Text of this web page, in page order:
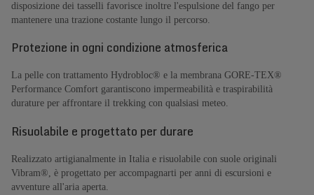
disposizione dei tasselli favorisce inoltre l'espulsione del fango per
mantenere una trazione costante lungo il percorso.
Protezione in ogni condizione atmosferica
La pelle con trattamento Hydrobloc® e la membrana GORE-TEX®
Performance Comfort garantiscono impermeabilità e traspirabilità
durature per affrontare il trekking con qualsiasi meteo.
Risuolabile e progettato per durare
Realizzato artigianalmente in Italia e risuolabile con suole originali
Vibram®, è progettato per accompagnarti per anni di escursioni e
avventure all'aria aperta.